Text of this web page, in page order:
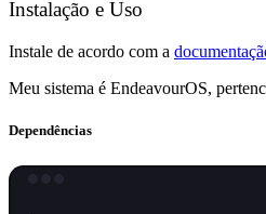
Instalação e Uso
Instale de acordo com a
Meu sistema é EndeavourOS,
Dependências